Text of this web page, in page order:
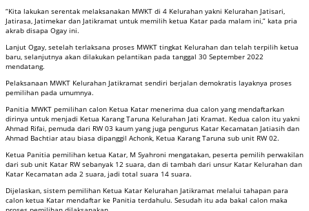
“Kita lakukan serentak melaksanakan MWKT di 4 Kelurahan yakni Kelurahan Jatisari,
Jatirasa, Jatimekar dan Jatikramat untuk memilih ketua Katar pada malam ini,” kata pria
akrab disapa Ogay ini.
Lanjut Ogay, setelah terlaksana proses MWKT tingkat Kelurahan dan telah terpilih ketua
baru, selanjutnya akan dilakukan pelantikan pada tanggal 30 September 2022
mendatang.
Pelaksanaan MWKT Kelurahan Jatikramat sendiri berjalan demokratis layaknya proses
pemilihan pada umumnya.
Panitia MWKT pemilihan calon Ketua Katar menerima dua calon yang mendaftarkan
dirinya untuk menjadi Ketua Karang Taruna Kelurahan Jati Kramat. Kedua calon itu yakni
Ahmad Rifai, pemuda dari RW 03 kaum yang juga pengurus Katar Kecamatan Jatiasih dan
Ahmad Bachtiar atau biasa dipanggil Achonk, Ketua Karang Taruna sub unit RW 02.
Ketua Panitia pemilihan ketua Katar, M Syahroni mengatakan, peserta pemilih perwakilan
dari sub unit Katar RW sebanyak 12 suara, dan di tambah dari unsur Katar Kelurahan dan
Katar Kecamatan ada 2 suara, jadi total suara 14 suara.
Dijelaskan, sistem pemilihan Ketua Katar Kelurahan Jatikramat melalui tahapan para
calon ketua Katar mendaftar ke Panitia terdahulu. Sesudah itu ada bakal calon maka